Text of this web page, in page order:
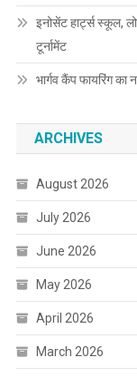
इनोसेंट हार्ट्स स्कूल,
टूर्नामेंट
भार्गव कैंप फायरिंग
ARCHIVES
August 2026
July 2026
June 2026
May 2026
April 2026
March 2026